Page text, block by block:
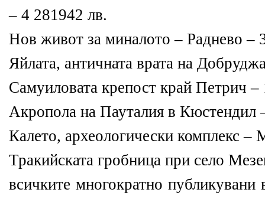
– 4 281942 лв.
Нов живот за миналото – Раднево –
Яйлата, античната врата на
Самуиловата крепост край Петрич
Акропола на Пауталия в Кюстендил
Калето, археологически комплекс –
Тракийската гробница при село
всичките многократно публикувани